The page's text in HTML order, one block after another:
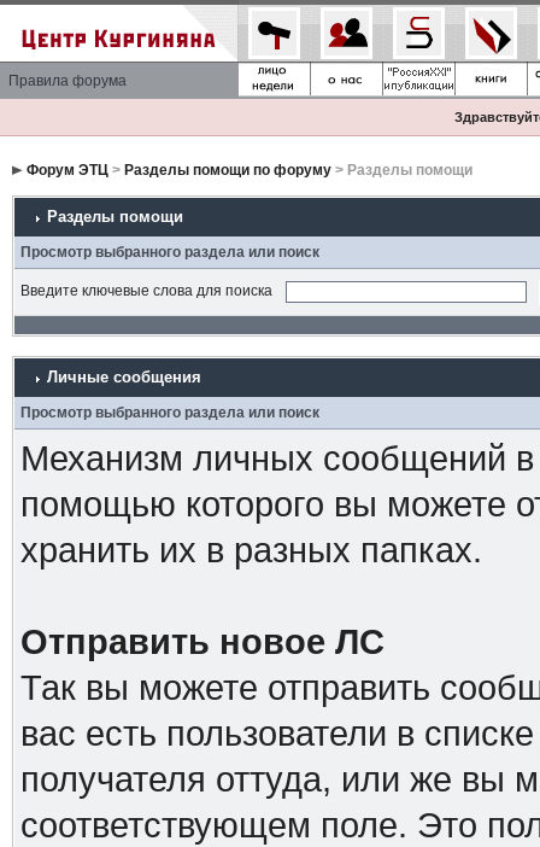
Правила форума
Форум ЭТЦ> Разделы помощи по форуму> Разделы помощи
Разделы помощи
Просмотр выбранного раздела или поиск
Введите ключевые слова для поиска
Личные сообщения
Просмотр выбранного раздела или поиск
Механизм личных сообщений
помощью которого вы можете
хранить их в разных папках.
Отправить новое ЛС
Так вы можете отправить
вас есть пользователи в
получателя оттуда, или же вы
соответствующем поле. Это